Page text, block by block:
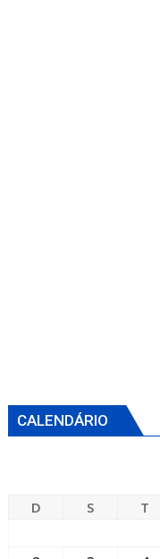
CALENDÁRIO
D S T